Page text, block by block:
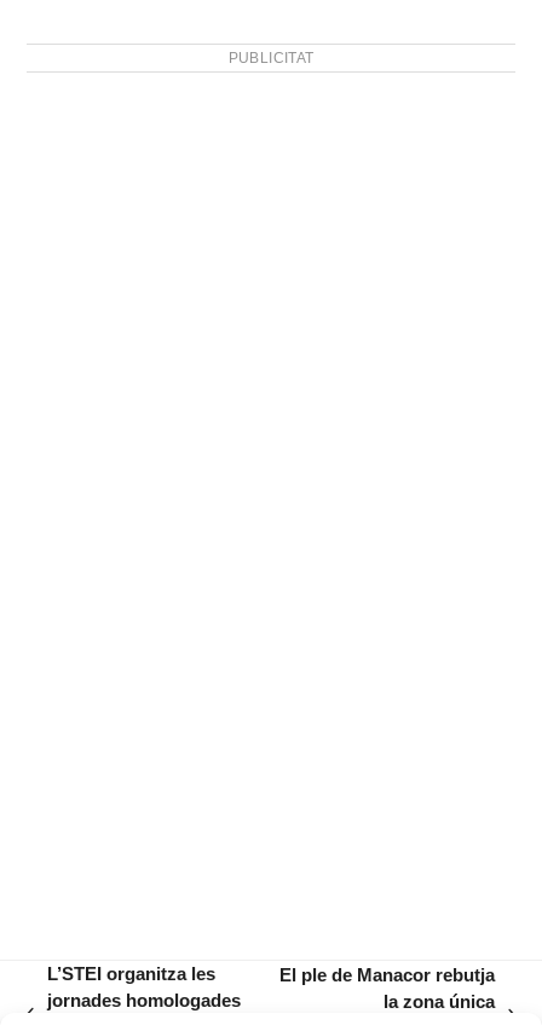
PUBLICITAT
L’STEI organitza les
jornades homologades
El ple de Manacor rebutja
la zona única